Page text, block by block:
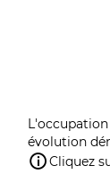
évolution
Cliquez